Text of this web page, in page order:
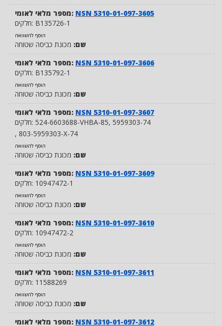
מספר מלאי לאומי: NSN 5310-01-097-3605
חלקים: B135726-1
הוסף להשוואה
שם: מכונת כביסה שטוחה
מספר מלאי לאומי: NSN 5310-01-097-3606
חלקים: B135792-1
הוסף להשוואה
שם: מכונת כביסה שטוחה
מספר מלאי לאומי: NSN 5310-01-097-3607
חלקים: 524-6603688-VHBA-85, 5959303-74
, 803-5959303-X-74
הוסף להשוואה
שם: מכונת כביסה שטוחה
מספר מלאי לאומי: NSN 5310-01-097-3609
חלקים: 10947472-1
הוסף להשוואה
שם: מכונת כביסה שטוחה
מספר מלאי לאומי: NSN 5310-01-097-3610
חלקים: 10947472-2
הוסף להשוואה
שם: מכונת כביסה שטוחה
מספר מלאי לאומי: NSN 5310-01-097-3611
חלקים: 11588269
הוסף להשוואה
שם: מכונת כביסה שטוחה
מספר מלאי לאומי: NSN 5310-01-097-3612